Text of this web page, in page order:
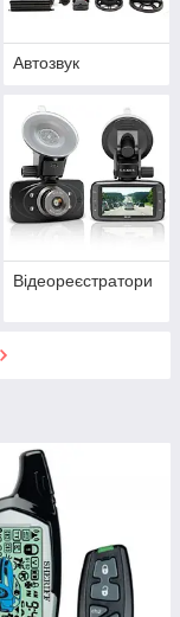
Автозвук
Відеореєстратори